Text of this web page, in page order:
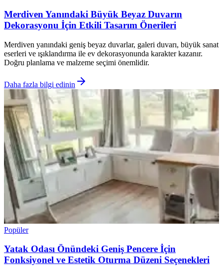
Merdiven Yanındaki Büyük Beyaz Duvarın
Dekorasyonu İçin Etkili Tasarım Önerileri
Merdiven yanındaki geniş beyaz duvarlar, galeri duvarı, büyük sanat
eserleri ve ışıklandırma ile ev dekorasyonunda karakter kazanır.
Doğru planlama ve malzeme seçimi önemlidir.
Daha fazla bilgi edinin
Popüler
Yatak Odası Önündeki Geniş Pencere İçin
Fonksiyonel ve Estetik Oturma Düzeni Seçenekleri